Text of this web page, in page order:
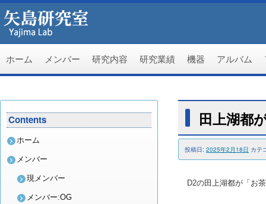
コ
テ
ン
ホーム メンバー 研究内容 研究業績 機器 アルバム
Contents
ホーム
メンバー
現メンバー
メンバー:OG
田上湖都
投稿日: 2025年2月18日 カテ
D2の田上湖都が「お